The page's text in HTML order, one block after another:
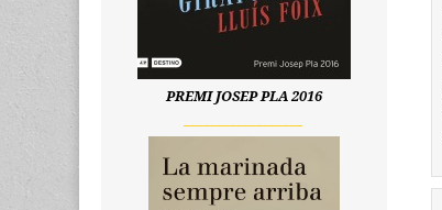
PREMI JOSEP PLA 2016